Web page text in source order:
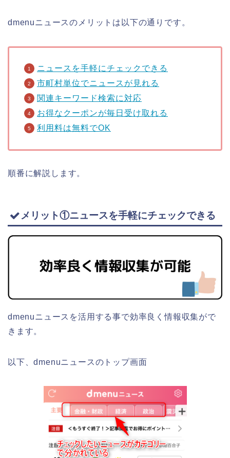
dmenuニュースのメリットは以下の通りです。
ニュースを手軽にチェックできる
市町村単位でニュースが見れる
関連キーワード検索に対応
お得なクーポンが毎日受け取れる
利用料は無料でOK
順番に解説します。
メリット①ニュースを手軽にチェックできる
dmenuニュースを活用する事で効率良く情報収集がで
きます。
以下、dmenuニュースのトップ画面